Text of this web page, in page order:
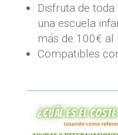
Disfruta de
una escuela
más de 100€ al
Compatibles